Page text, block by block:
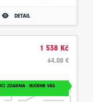
DETAIL
1 538 Kč
64.08 €
ZDARMA - BUDEME VÁS